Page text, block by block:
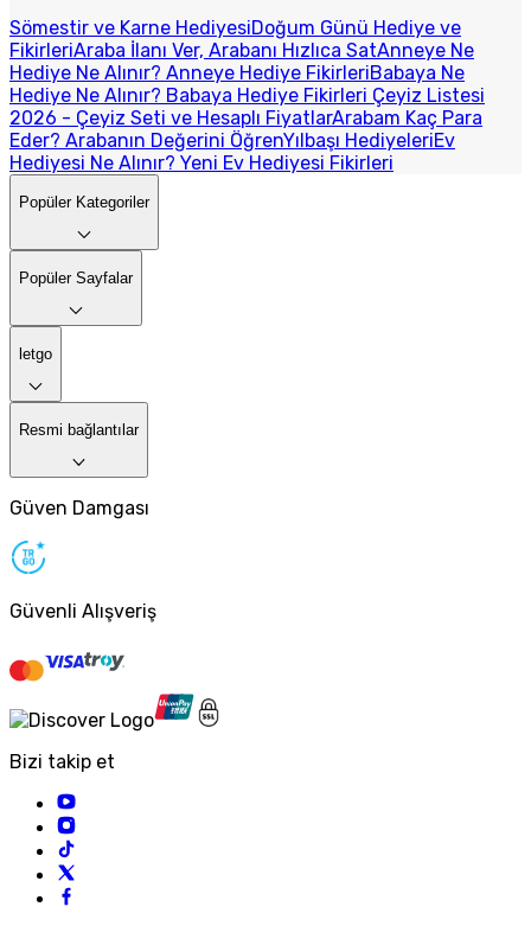
Sömestir ve Karne HediyesiDoğum Günü Hediye ve
FikirleriAraba İlanı Ver, Arabanı Hızlıca SatAnneye Ne
Hediye Ne Alınır? Anneye Hediye FikirleriBabaya Ne
Hediye Ne Alınır? Babaya Hediye Fikirleri Çeyiz Listesi
2026 - Çeyiz Seti ve Hesaplı FiyatlarArabam Kaç Para
Eder? Arabanın Değerini ÖğrenYılbaşı HediyeleriEv
Hediyesi Ne Alınır? Yeni Ev Hediyesi Fikirleri
Popüler Kategoriler
Popüler Sayfalar
letgo
Resmi bağlantılar
Güven Damgası
Güvenli Alışveriş
Bizi takip et